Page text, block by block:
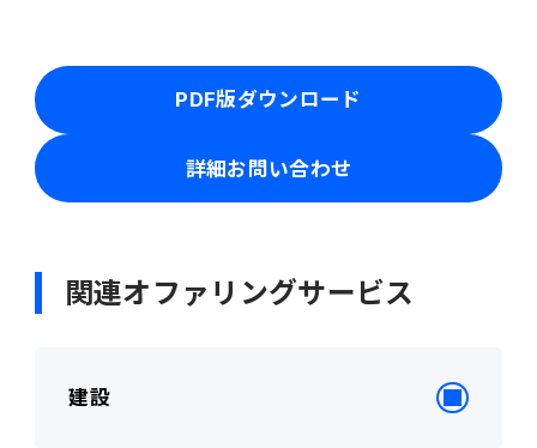
PDF版ダウンロード
詳細お問い合わせ
関連オファリングサービス
建設